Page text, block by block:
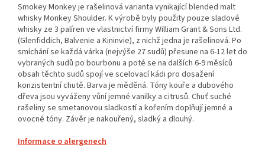
Smokey Monkey je rašelinová varianta vynikající blended malt
whisky Monkey Shoulder. K výrobě byly použity pouze sladové
whisky ze 3 palíren ve vlastnictví firmy William Grant & Sons Ltd.
(Glenfiddich, Balvenie a Kininvie), z nichž jedna je rašelinová. Po
smíchání se každá várka (nejvýše 27 sudů) přesune na 6-12 let do
vybraných sudů po bourbonu a poté se na dalších 6-9 měsíců
obsah těchto sudů spojí ve scelovací kádi pro dosažení
konzistentní chutě. Barva je měděná. Tóny kouře a dubového
dřeva jsou vyváženy vůní jemné vanilky a citrusů. Chuť suché
rašeliny se smetanovou sladkostí a kořením doplňují jemné a
ovocné tóny. Závěr je nakouřený, sladký a dlouhý.
Informace o alergenech